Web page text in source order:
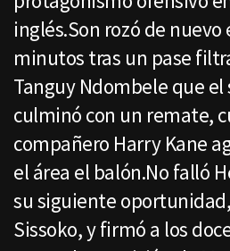
inglés.Son rozó de nuevo
minutos tras un pase
Tanguy Ndombele que el
culminó con un remate,
compañero Harry Kane
el área el balón.No falló
su siguiente
Sissoko, y firmó a los